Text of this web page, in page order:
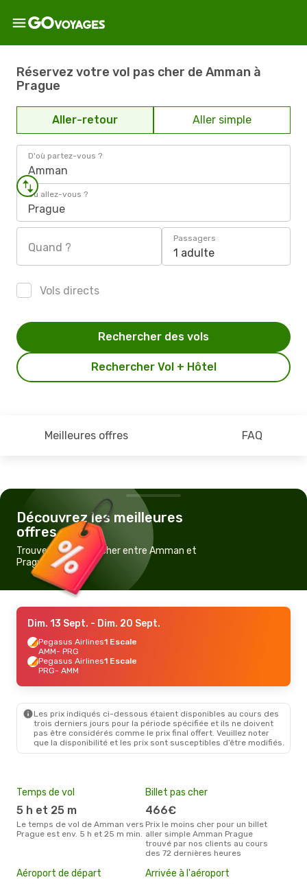
Réservez votre vol pas cher de Amman à
Prague
Aller-retour Aller simple
D'où partez-vous ?
Amman
Où allez-vous ?
Prague
Quand ?
Passagers
1 adulte
Vols directs
Rechercher Vol + Hôtel
Rechercher des vols
Meilleures offres FAQ
Découvrez les meilleures
offres
Trouvez un vol pas cher entre Amman et
Prague
Dim. 13 Sept. - Dim. 20 Sept.
Pegasus Airlines1 Escale
AMM- PRG
Pegasus Airlines1 Escale
PRG- AMM
Les prix indiqués ci-dessous étaient disponibles au cours des
trois derniers jours pour la période spécifiée et ils ne doivent
pas être considérés comme le prix final offert. Veuillez noter
que la disponibilité et les prix sont susceptibles d’être modifiés.
Temps de vol
5 h et 25 m
Le temps de vol de Amman vers
Prague est env. 5 h et 25 m min.
Billet pas cher
466€
Prix le moins cher pour un billet
aller simple Amman Prague
trouvé par nos clients au cours
des 72 dernières heures
Aéroport de départ Arrivée à l'aéroport